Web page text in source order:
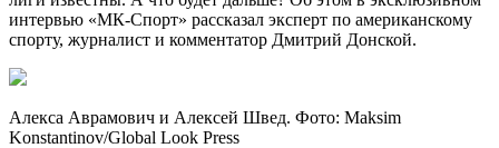
интервью «МК-Спорт» рассказал эксперт по американскому
спорту, журналист и комментатор Дмитрий Донской.
Алекса Аврамович и Алексей Швед. Фото: Maksim
Konstantinov/Global Look Press